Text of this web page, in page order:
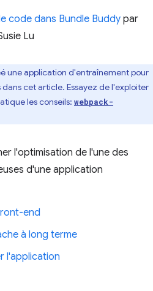
code dans Bundle Buddypar
Lu
une application d'entraînement pour
cet article. Essayez de l'exploiter
les conseils: webpack-
l'optimisation de l'une des
d'une application
end
à long terme
l'application